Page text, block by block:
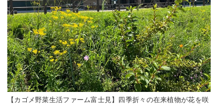
【カゴメ野菜生活ファーム富士見】四季折々の在来植物が花を咲